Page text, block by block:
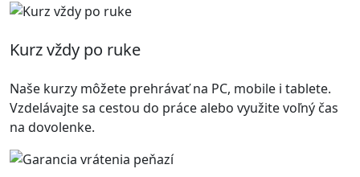
Kurz vždy po ruke
Naše kurzy môžete prehrávať na PC, mobile i tablete.
Vzdelávajte sa cestou do práce alebo využite voľný čas
na dovolenke.